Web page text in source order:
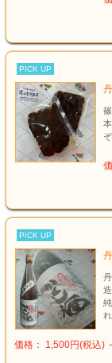
PICK UP
ぞ
PICK UP
価格： 1,500円(税込)